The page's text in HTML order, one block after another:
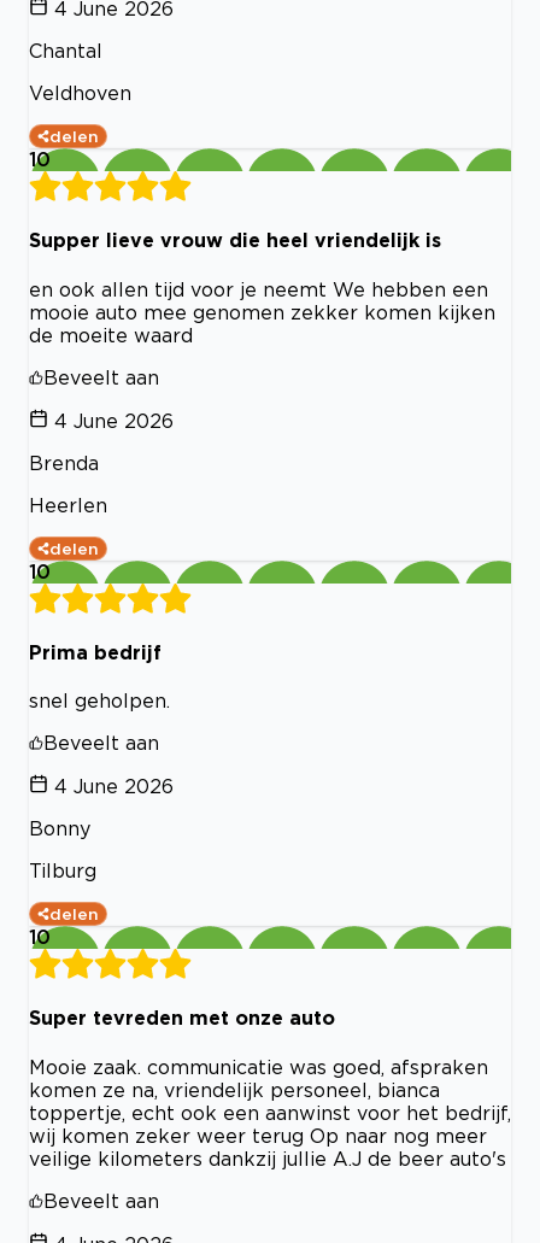
4 June 2026
Chantal
Veldhoven
delen
10
Supper lieve vrouw die heel vriendelijk is
en ook allen tijd voor je neemt We hebben een
mooie auto mee genomen zekker komen kijken
de moeite waard
Beveelt aan
4 June 2026
Brenda
Heerlen
delen
10
Prima bedrijf
snel geholpen.
Beveelt aan
4 June 2026
Bonny
Tilburg
delen
10
Super tevreden met onze auto
Mooie zaak. communicatie was goed, afspraken
komen ze na, vriendelijk personeel, bianca
toppertje, echt ook een aanwinst voor het bedrijf,
wij komen zeker weer terug Op naar nog meer
veilige kilometers dankzij jullie A.J de beer auto's
Beveelt aan